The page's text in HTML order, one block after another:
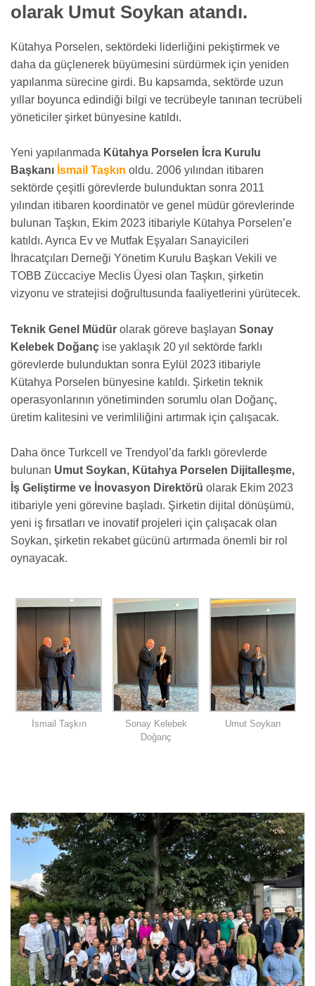
olarak Umut Soykan atandı.
Kütahya Porselen, sektördeki liderliğini pekiştirmek ve
daha da güçlenerek büyümesini sürdürmek için yeniden
yapılanma sürecine girdi. Bu kapsamda, sektörde uzun
yıllar boyunca edindiği bilgi ve tecrübeyle tanınan tecrübeli
yöneticiler şirket bünyesine katıldı.
Yeni yapılanmada Kütahya Porselen İcra Kurulu
Başkanı İsmail Taşkın oldu. 2006 yılından itibaren
sektörde çeşitli görevlerde bulunduktan sonra 2011
yılından itibaren koordinatör ve genel müdür görevlerinde
bulunan Taşkın, Ekim 2023 itibariyle Kütahya Porselen’e
katıldı. Ayrıca Ev ve Mutfak Eşyaları Sanayicileri
İhracatçıları Derneği Yönetim Kurulu Başkan Vekili ve
TOBB Züccaciye Meclis Üyesi olan Taşkın, şirketin
vizyonu ve stratejisi doğrultusunda faaliyetlerini yürütecek.
Teknik Genel Müdür olarak göreve başlayan Sonay
Kelebek Doğanç ise yaklaşık 20 yıl sektörde farklı
görevlerde bulunduktan sonra Eylül 2023 itibariyle
Kütahya Porselen bünyesine katıldı. Şirketin teknik
operasyonlarının yönetiminden sorumlu olan Doğanç,
üretim kalitesini ve verimliliğini artırmak için çalışacak.
Daha önce Turkcell ve Trendyol’da farklı görevlerde
bulunan Umut Soykan, Kütahya Porselen Dijitalleşme,
İş Geliştirme ve İnovasyon Direktörü olarak Ekim 2023
itibariyle yeni görevine başladı. Şirketin dijital dönüşümü,
yeni iş fırsatları ve inovatif projeleri için çalışacak olan
Soykan, şirketin rekabet gücünü artırmada önemli bir rol
oynayacak.
İsmail Taşkın
Sonay Kelebek
Doğanç
Umut Soykan